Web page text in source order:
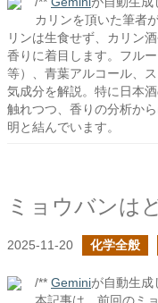
カリンを頂いた筆者
リンは生食せず、カリン
香りに着目します。フル
等）、青葉アルコール、
気成分を解説。特に日本
触れつつ、香りの分析か
明と結んでいます。
2025-11-20 化学全般
/** Geminiが自動生成